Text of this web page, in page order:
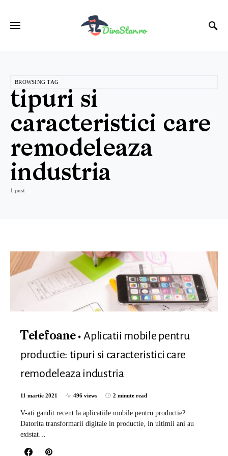
BROWSING TAG
tipuri si
caracteristici care
remodeleaza
industria
1 post
Telefoane
Aplicatii mobile pentru
productie: tipuri si caracteristici care
remodeleaza industria
11 martie 2021 496 views 2 minute read
V-ati gandit recent la aplicatiile mobile pentru productie?
Datorita transformarii digitale in productie, in ultimii ani au
existat…